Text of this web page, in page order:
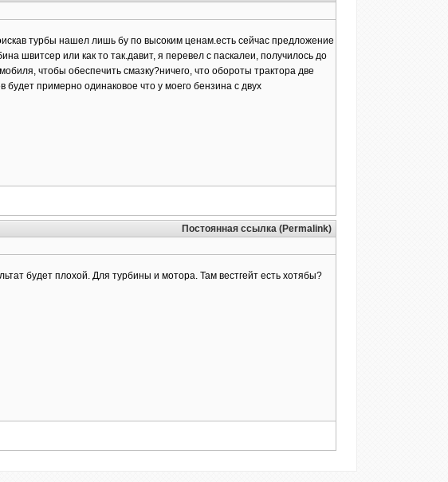
турбы нашел лишь бу по высоким ценам.есть сейчас предложение
швитсер или как то так.давит, я перевел с паскалеи, получилось до
чтобы обеспечить смазку?ничего, что обороты трактора две
примерно одинаковое что у моего бензина с двух
Постоянная ссылка (Permalink)
будет плохой. Для турбины и мотора. Там вестгейт есть хотябы?